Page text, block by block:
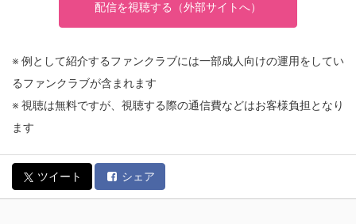
配信を視聴する（外部サイトへ）
※ 例として紹介するファンクラブには一部成人向けの運用をしてい
るファンクラブが含まれます
※ 視聴は無料ですが、視聴する際の通信費などはお客様負担となり
ます
ツイート シェア